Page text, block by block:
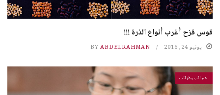
قوس قزح أغرب أنواع الذرة !!!
يونيو 24, 2016 BY ABDELRAHMAN
عجائب وغرائب